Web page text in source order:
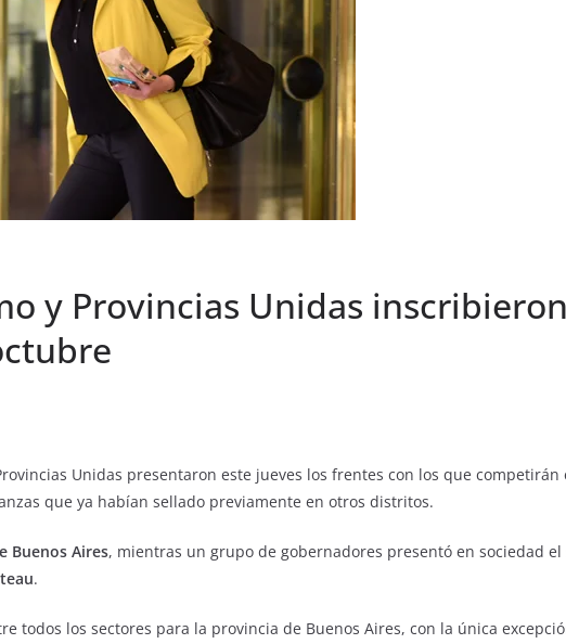
y Provincias Unidas
Unidas presentaron este jueves los frentes con los que competirán
que ya habían sellado previamente en otros distritos.
Buenos Aires, mientras un grupo de gobernadores presentó en sociedad el
.
los sectores para la provincia de Buenos Aires, con la única